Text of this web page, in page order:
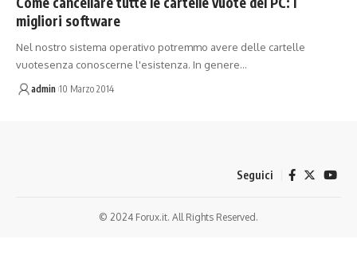
migliori software
Nel nostro sistema operativo potremmo avere delle cartelle
vuotesenza conoscerne l'esistenza. In genere…
admin 10 Marzo 2014
Seguici
© 2024 Forux.it. All Rights Reserved.